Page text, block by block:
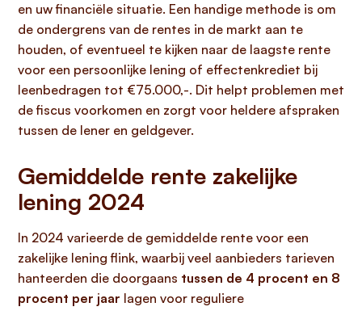
en uw financiële situatie. Een handige methode is om
de ondergrens van de rentes in de markt aan te
houden, of eventueel te kijken naar de laagste rente
voor een persoonlijke lening of effectenkrediet bij
leenbedragen tot €75.000,-. Dit helpt problemen met
de fiscus voorkomen en zorgt voor heldere afspraken
tussen de lener en geldgever.
Gemiddelde rente zakelijke
lening 2024
In 2024 varieerde de gemiddelde rente voor een
zakelijke lening flink, waarbij veel aanbieders tarieven
hanteerden die doorgaans tussen de 4 procent en 8
procent per jaar lagen voor reguliere